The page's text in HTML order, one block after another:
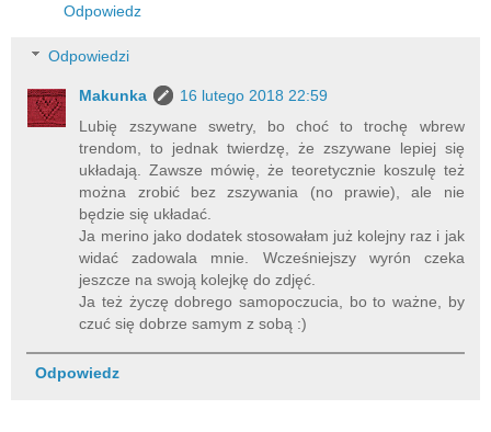
Odpowiedz
Odpowiedzi
Makunka
16 lutego 2018 22:59
Lubię zszywane swetry, bo choć to trochę wbrew
trendom, to jednak twierdzę, że zszywane lepiej się
układają. Zawsze mówię, że teoretycznie koszulę też
można zrobić bez zszywania (no prawie), ale nie
będzie się układać.
Ja merino jako dodatek stosowałam już kolejny raz i jak
widać zadowala mnie. Wcześniejszy wyrón czeka
jeszcze na swoją kolejkę do zdjęć.
Ja też życzę dobrego samopoczucia, bo to ważne, by
czuć się dobrze samym z sobą :)
Odpowiedz